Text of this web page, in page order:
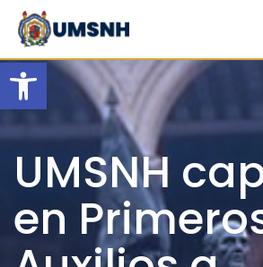
Open toolbar
Skip
content
UMSNH
en